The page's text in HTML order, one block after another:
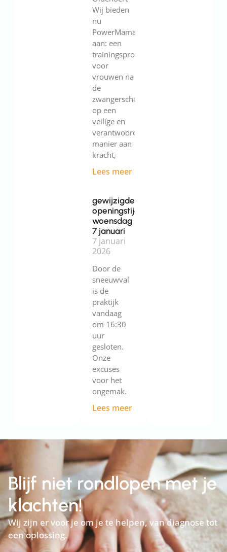
Wij bieden
nu
PowerMama
aan: een
trainingsprogramma
voor
vrouwen na
de
zwangerschap.Werk
op een
veilige en
verantwoorde
manier aan
kracht,
Lees meer
gewijzigde
openingstijden
woensdag
7 januari
7 januari
2026
Door de
sneeuwval
is de
praktijk
vandaag
om 16:30
uur
gesloten.
Onze
excuses
voor het
ongemak.
Lees meer
Blijf niet rondlopen met je
klachten!
Wij zijn er voor je om je te helpen, van diagnose tot
een oplossing.